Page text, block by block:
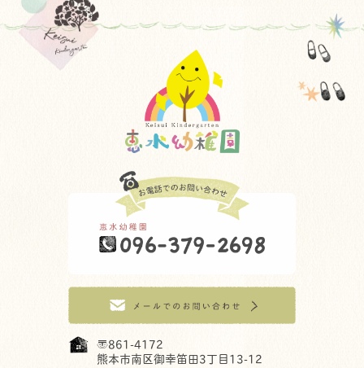
〒861-4172
熊本市南区御幸笛田3丁目13-12